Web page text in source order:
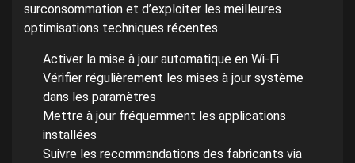
surconsommation et d’exploiter les meilleures
optimisations techniques récentes.
Activer la mise à jour automatique en Wi-Fi
Vérifier régulièrement les mises à jour système
dans les paramètres
Mettre à jour fréquemment les applications
installées
Suivre les recommandations des fabricants via